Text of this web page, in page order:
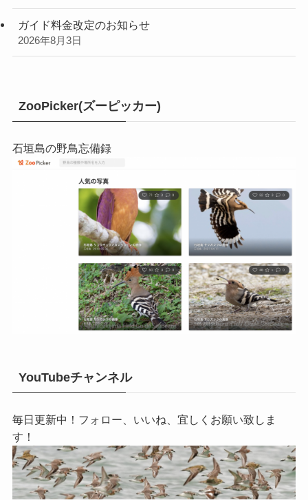
ガイド料金改定のお知らせ
2026年8月3日
ZooPicker(ズーピッカー)
石垣島の野鳥忘備録
YouTubeチャンネル
毎日更新中！フォロー、いいね、宜しくお願い致しま
す！